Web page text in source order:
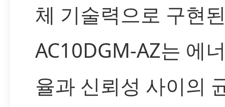
체 기술력으로 구현
AC10DGM-AZ는 에
율과 신뢰성 사이의